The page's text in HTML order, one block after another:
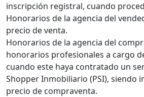
inscripción registral, cuando
Honorarios de la agencia del
precio de venta.
Honorarios de la agencia del
honorarios profesionales a cargo
cuando este haya contratado un
Shopper Inmobiliario (PSI), siendo
precio de compraventa.